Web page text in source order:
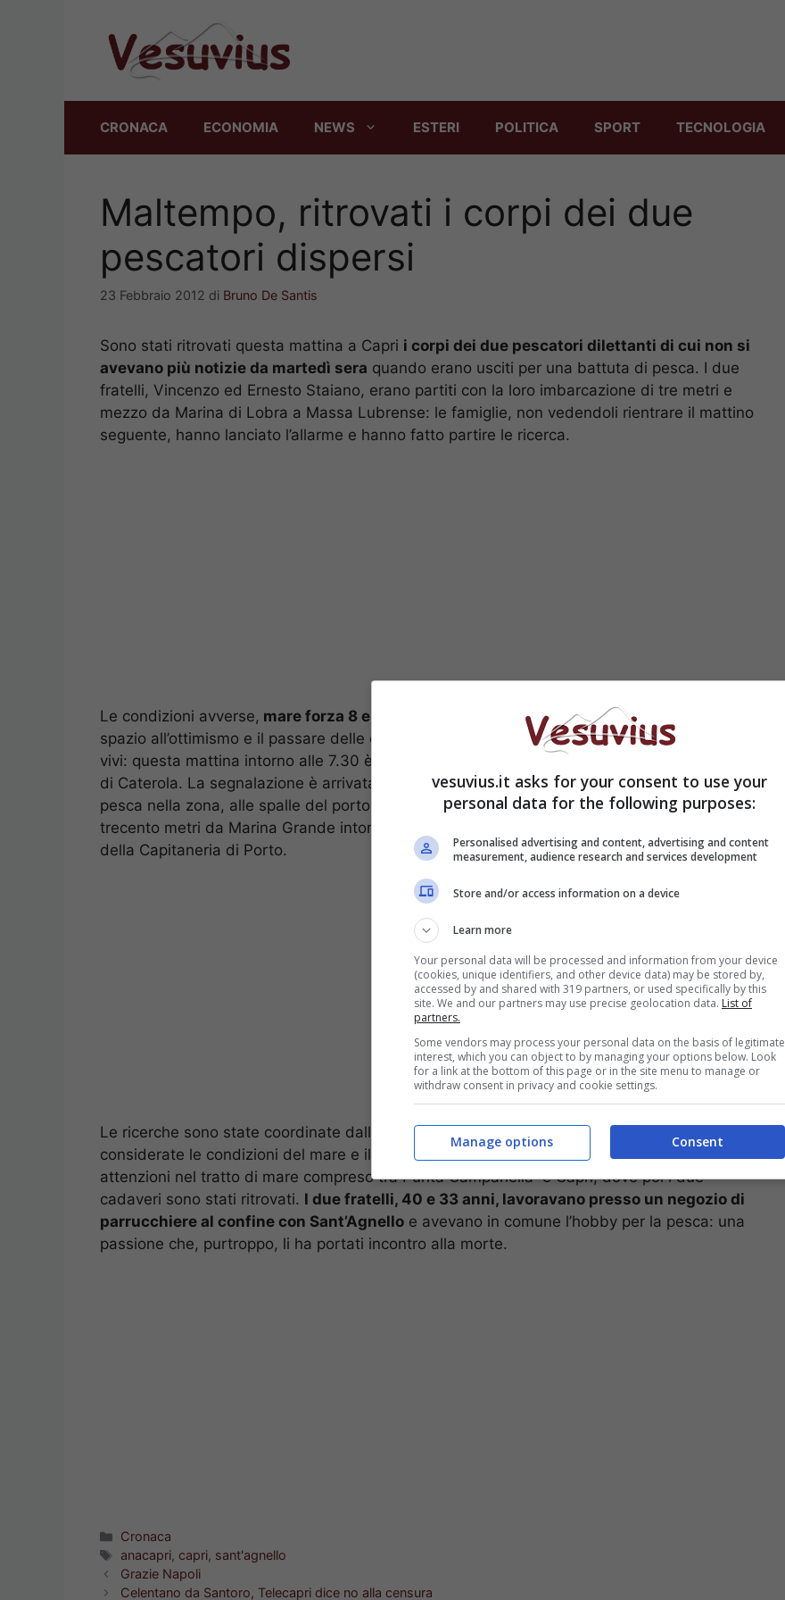
CRONACA ECONOMIA NEWS ESTERI POLITICA SPORT TECNOLOGIA
Maltempo, ritrovati i corpi dei due
pescatori dispersi
23 Febbraio 2012 di Bruno De Santis
Sono stati ritrovati questa mattina a Capri i corpi dei due pescatori dilettanti di cui non si
avevano più notizie da martedì sera quando erano usciti per una battuta di pesca. I due
fratelli, Vincenzo ed Ernesto Staiano, erano partiti con la loro imbarcazione di tre metri e
mezzo da Marina di Lobra a Massa Lubrense: le famiglie, non vedendoli rientrare il mattino
seguente, hanno lanciato l’allarme e hanno fatto partire le ricerca.
Le condizioni avverse, mare forza 8 e onde alte fino a quattro metri , non lasciavano molto
spazio all’ottimismo e il passare delle ore rendeva sempre più vano la speranza di ritrovarli
vivi: questa mattina intorno alle 7.30 è stato ritrovato il primo cadavere nei pressi di Marina
di Caterola. La segnalazione è arrivata da parte di un ragazzo di Anacapri che si trovava a
pesca nella zona, alle spalle del porto turistico. Il secondo corpo è stato ritrovato a circa
trecento metri da Marina Grande intorno alle 9: ad avvistare il cadavere è stato un elicottero
della Capitaneria di Porto.
Le ricerche sono state coordinate dalla Capitaneria di Porto di Napoli e da quella di Salerno:
considerate le condizioni del mare e il vento di grecale i soccorritori hanno concentrato le
attenzioni nel tratto di mare compreso tra Punta Campanella e Capri, dove poi i due
cadaveri sono stati ritrovati. I due fratelli, 40 e 33 anni, lavoravano presso un negozio di
parrucchiere al confine con Sant’Agnello e avevano in comune l’hobby per la pesca: una
passione che, purtroppo, li ha portati incontro alla morte.
Categorie
Cronaca
Tag
anacapri, capri, sant'agnello
Grazie Napoli
Celentano da Santoro, Telecapri dice no alla censura
vesuvius.it asks for your consent to use your
personal data for the following purposes:
Personalised advertising and content, advertising and content
measurement, audience research and services development
Store and/or access information on a device
Learn more
Your personal data will be processed and information from your device
(cookies, unique identifiers, and other device data) may be stored by,
accessed by and shared with 319 partners, or used specifically by this
site. We and our partners may use precise geolocation data. List of
partners.
Some vendors may process your personal data on the basis of legitimate
interest, which you can object to by managing your options below. Look
for a link at the bottom of this page or in the site menu to manage or
withdraw consent in privacy and cookie settings.
Consent
Manage options